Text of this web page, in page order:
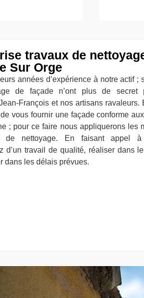
travaux de
Sur Orge
années d’expérience à notre actif ;
de façade n’ont plus de secret
François et nos artisans ravaleurs.
vous fournir une façade conforme
; pour ce faire nous appliquerons les
de nettoyage. En faisant appel
d’un travail de qualité, réaliser dans
dans les délais prévues.